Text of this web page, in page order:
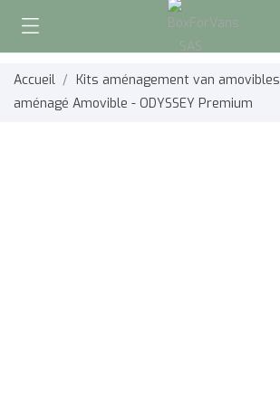
Accueil Kits aménagement van amovibles
aménagé Amovible - ODYSSEY Premium